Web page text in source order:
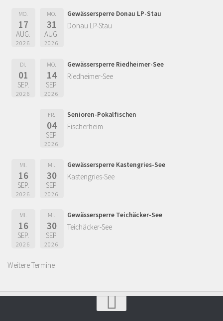
MO.
17
AUG.
2026
MO.
31
AUG.
2026
Gewässersperre Donau LP-Stau
Donau LP-Stau
DI.
01
SEP.
2026
MO.
14
SEP.
2026
Gewässersperre Riedheimer-See
Riedheimer-See
FR.
04
SEP.
2026
Senioren-Pokalfischen
Fischerheim
MI.
16
SEP.
2026
MI.
30
SEP.
2026
Gewässersperre Kastengries-See
Kastengries-See
MI.
16
SEP.
2026
MI.
30
SEP.
2026
Gewässersperre Teichäcker-See
Teichäcker-See
Weitere Termine